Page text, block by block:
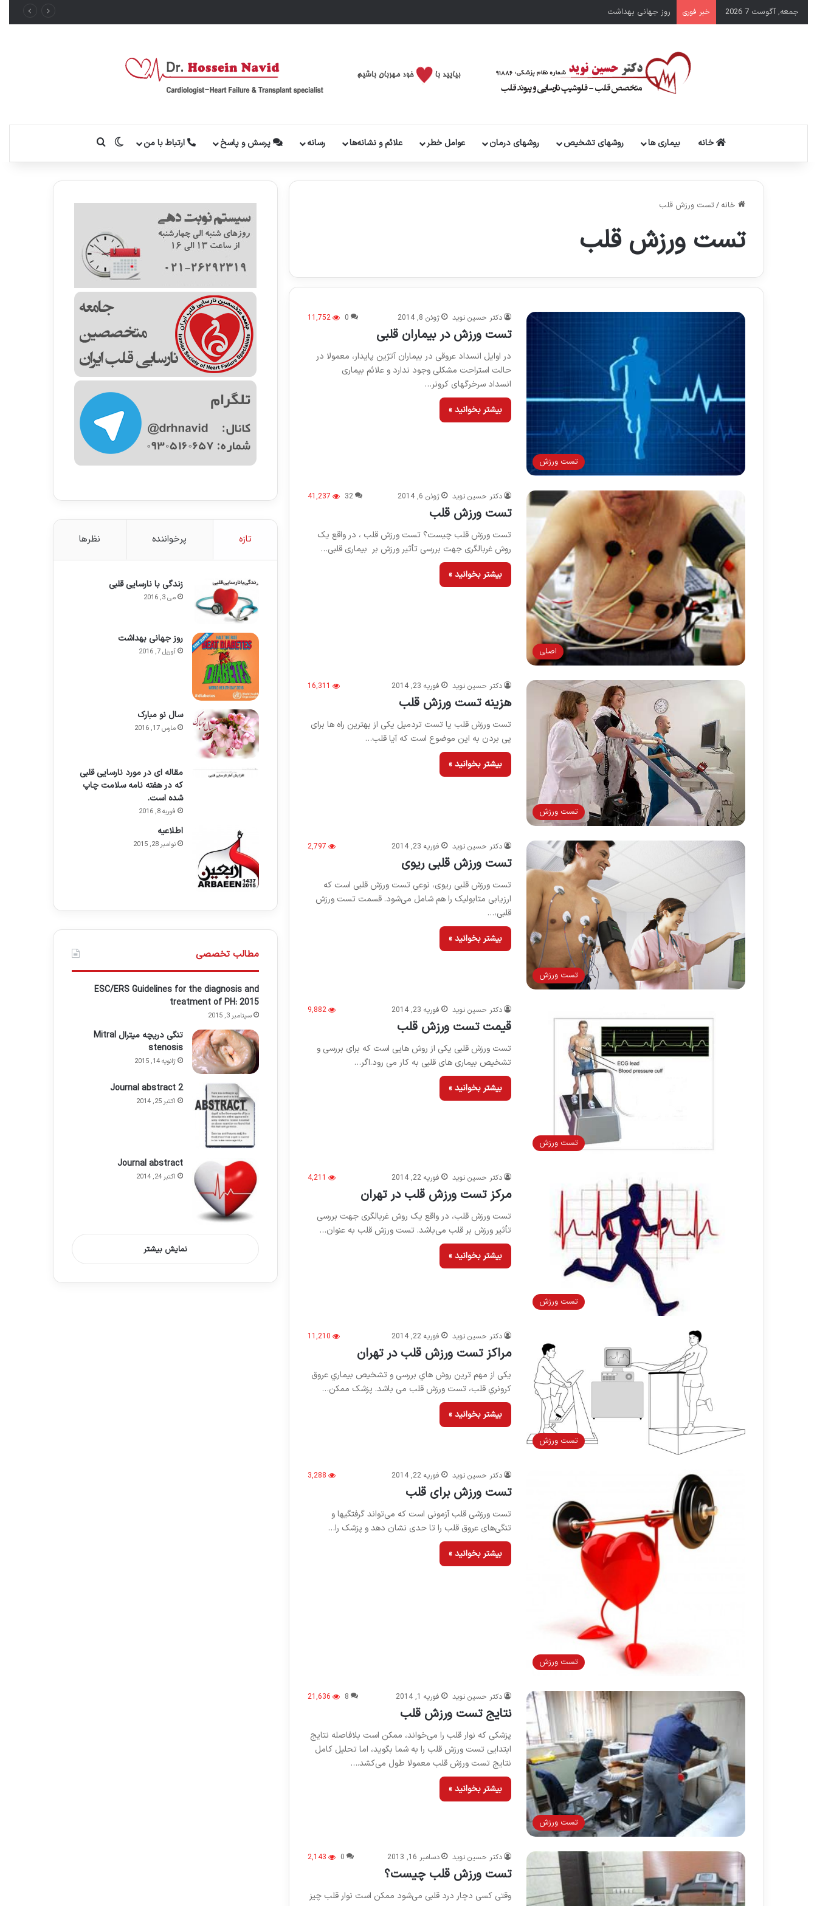
جمعه, آگوست 7 2026 خبر فوری روز جهانی بهداشت
خانه بیماری ها روشهای تشخیص روشهای درمان عوامل خطر علائم و نشانه‌ها رسانه پرسش و پاسخ ارتباط با من تغییر پوسته
خانه / تست ورزش قلب
تست ورزش قلب
تست ورزش
دکتر حسین نوید ژوئن 8, 2014 0
11,752
تست ورزش در بیماران قلبی
در اوایل انسداد عروقی در بیماران آتژین پایدار، معمولا در
حالت استراحت مشکلی وجود ندارد و علائم بیماری
انسداد سرخرگهای کرونر…
بیشتر بخوانید »
اصلی
دکتر حسین نوید ژوئن 6, 2014 32
41,237
تست ورزش قلب
تست ورزش قلب چیست؟ تست ورزش قلب ، در واقع یک
روش غربالگری جهت بررسی تأثیر ورزش بر بیماری قلبی…
بیشتر بخوانید »
تست ورزش
دکتر حسین نوید فوریه 23, 2014 16,311
هزینه تست ورزش قلب
تست ورزش قلب یا تست تردمیل یکی از بهترین راه ها برای
پی بردن به این موضوع است که آیا قلب…
بیشتر بخوانید »
تست ورزش
دکتر حسین نوید فوریه 23, 2014 2,797
تست ورزش قلبی ریوی
تست ورزش قلبی ریوی، نوعى تست ورزش قلبى است که
ارزيابى متابوليک را هم شامل مى‌شود. قسمت تست ورزش
قلبی،…
بیشتر بخوانید »
تست ورزش
دکتر حسین نوید فوریه 23, 2014 9,882
قیمت تست ورزش قلب
تست ورزش قلبی یکی از روش هایی است که برای بررسی و
تشخیص بیماری های قلبی به کار می رود.اگر…
بیشتر بخوانید »
تست ورزش
دکتر حسین نوید فوریه 22, 2014 4,211
مرکز تست ورزش قلب در تهران
تست ورزش قلب، در واقع یک روش غربالگری جهت بررسی
تأثیر ورزش بر قلب می‌باشد. تست ورزش قلب به عنوان…
بیشتر بخوانید »
تست ورزش
دکتر حسین نوید فوریه 22, 2014 11,210
مراکز تست ورزش قلب در تهران
یکی از مهم ترین روش هاي بررسی و تشخیص بیماري عروق
کرونري قلب، تست ورزش قلب می باشد. پزشک ممکن…
بیشتر بخوانید »
تست ورزش
دکتر حسین نوید فوریه 22, 2014 3,288
تست ورزش برای قلب
تست ورزشی قلب آزمونی است که می‌تواند گرفتگیها و
تنگی‌های عروق قلب را تا حدی نشان دهد و پزشک را…
بیشتر بخوانید »
تست ورزش
دکتر حسین نوید فوریه 1, 2014 8
21,636
نتایج تست ورزش قلب
پزشکی که نوار قلب را می‌خواند، ممکن است بلافاصله نتایج
ابتدایی تست ورزش قلب را به شما بگوید، اما تحلیل کامل
نتایج تست ورزش قلب معمولا طول می‌کشد.…
بیشتر بخوانید »
دکتر حسین نوید دسامبر 16, 2013 0
2,143
تست ورزش قلب چیست؟
وقتی کسی دچار درد قلبی می‌شود ممکن است نوار قلب چیز
تازه پرخواننده نظرها
زندگی با نارسایی قلبی
می 3, 2016
روز جهانی بهداشت
آوریل 7, 2016
سال نو مبارک
مارس 17, 2016
مقاله ای در مورد نارسایی قلبی
که در هفته نامه سلامت چاپ
شده است.
فوریه 8, 2016
اطلاعيه
نوامبر 28, 2015
مطالب تخصصی
ESC/ERS Guidelines for the diagnosis and
treatment of PH: 2015
سپتامبر 3, 2015
تنگی دریچه میترال Mitral
stenosis
ژانویه 14, 2015
Journal abstract 2
اکتبر 25, 2014
Journal abstract
اکتبر 24, 2014
نمایش بیشتر